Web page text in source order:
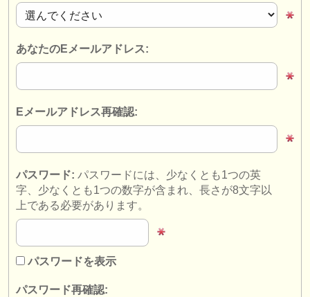
盗まれた楽器
オーケストラ
音楽学校
ユース オーケストラ
お問い合わせ
クラシック音楽ニュース
出版社:
あなたのEメールアドレス:
Eメールアドレス再確認:
パスワード: パスワードには、少なくとも1つの英
字、少なくとも1つの数字が含まれ、長さが8文字以
上である必要があります。
パスワードを表示
パスワード再確認: